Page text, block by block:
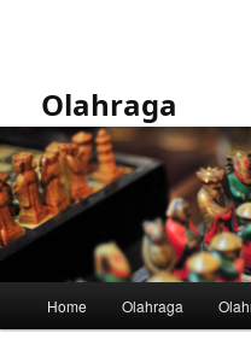
Olahraga
Home Olahraga